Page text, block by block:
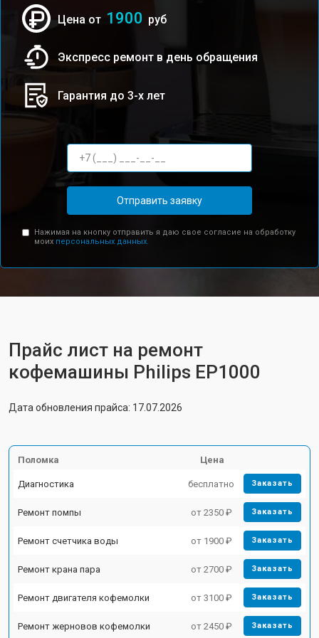
Цена от 1900 руб
Экспресс ремонт в день обращения
Гарантия до 3-х лет
Отправить заявку
Нажимая на кнопку отправить я даю свое согласие на обработку
моих персональных данных.
Прайс лист на ремонт
кофемашины Philips EP1000
Дата обновления прайса: 17.07.2026
Поломка Цена
Диагностика бесплатно Заказать
Ремонт помпы от 2350 ₽ Заказать
Ремонт счетчика воды от 1900 ₽ Заказать
Ремонт крана пара от 2700 ₽ Заказать
Ремонт двигателя кофемолки от 3100 ₽ Заказать
Ремонт жерновов кофемолки от 2450 ₽ Заказать